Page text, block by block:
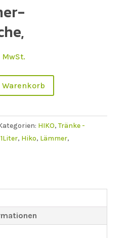
Warenkorb
HIKO,Tränke -
1Liter, Hiko, Lämmer,